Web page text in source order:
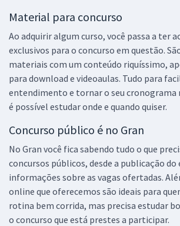
Material para concurso
Ao adquirir algum curso, você passa a ter
exclusivos para o concurso em questão.
materiais com um conteúdo riquíssimo,
para download e videoaulas. Tudo para
entendimento e tornar o seu cronograma
é possível estudar onde e quando quiser.
Concurso público é no Gran
No Gran você fica sabendo tudo o que
concursos públicos, desde a publicação
informações sobre as vagas ofertadas.
online que oferecemos são ideais para
rotina bem corrida, mas precisa estudar
o concurso que está prestes a participar.